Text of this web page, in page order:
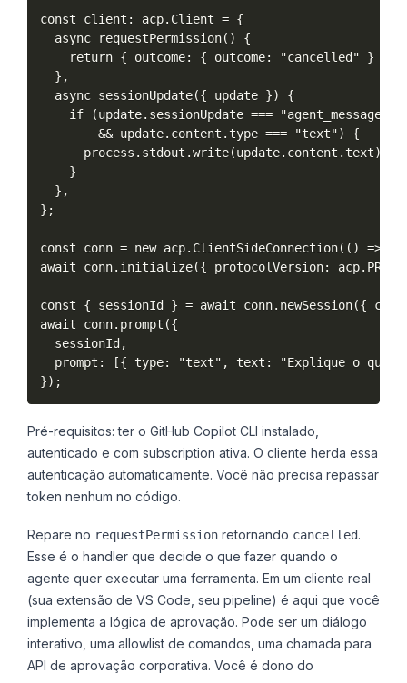
const client: acp.Client = {
  async requestPermission() {
return { outcome: { outcome: "cancelled" } };
  },
  async sessionUpdate({ update }) {
if (update.sessionUpdate ===
        && update.content.type === "text") {
      process.stdout.write(update.content.text);
    }
  },
};
const conn = new acp.ClientSideConnection(() =>
await conn.initialize({ protocolVersion:
const { sessionId } = await conn.newSession({
await conn.prompt({
  sessionId,
prompt: [{ type: "text", text: "Explique o que
Pré-requisitos: ter o GitHub Copilot CLI instalado,
autenticado e com subscription ativa. O cliente herda essa
autenticação automaticamente. Você não precisa repassar
token nenhum no código.
Repare no requestPermission retornando cancelled.
Esse é o handler que decide o que fazer quando o
agente quer executar uma ferramenta. Em um cliente real
(sua extensão de VS Code, seu pipeline) é aqui que você
implementa a lógica de aprovação. Pode ser um diálogo
interativo, uma allowlist de comandos, uma chamada para
API de aprovação corporativa. Você é dono do